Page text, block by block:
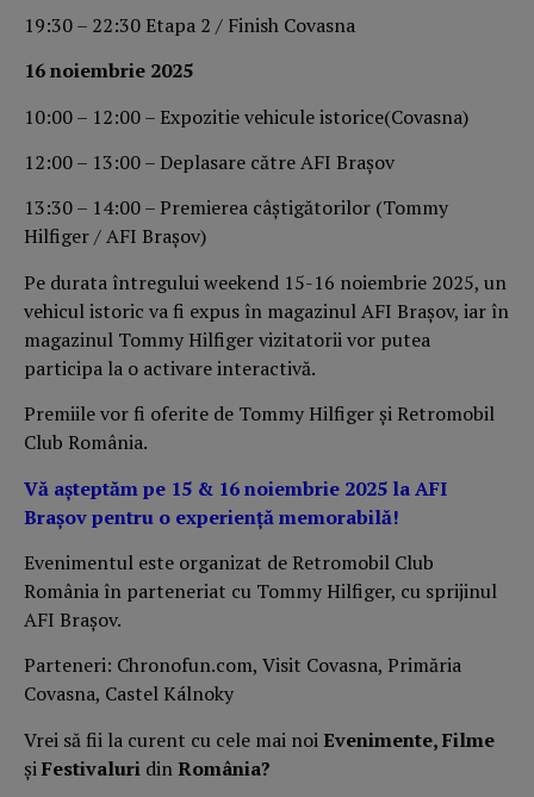
19:30 – 22:30 Etapa 2 / Finish Covasna
16 noiembrie 2025
10:00 – 12:00 – Expozitie vehicule istorice(Covasna)
12:00 – 13:00 – Deplasare către AFI Brașov
13:30 – 14:00 – Premierea câștigătorilor (Tommy
Hilfiger / AFI Brașov)
Pe durata întregului weekend 15-16 noiembrie 2025, un
vehicul istoric va fi expus în magazinul AFI Brașov, iar în
magazinul Tommy Hilfiger vizitatorii vor putea
participa la o activare interactivă.
Premiile vor fi oferite de Tommy Hilfiger și Retromobil
Club România.
Vă așteptăm pe 15 & 16 noiembrie 2025 la AFI
Brașov pentru o experiență memorabilă!
Evenimentul este organizat de Retromobil Club
România în parteneriat cu Tommy Hilfiger, cu sprijinul
AFI Brașov.
Parteneri: Chronofun.com, Visit Covasna, Primăria
Covasna, Castel Kálnoky
Vrei să fii la curent cu cele mai noiEvenimente, Filme
șiFestivaluri dinRomânia?